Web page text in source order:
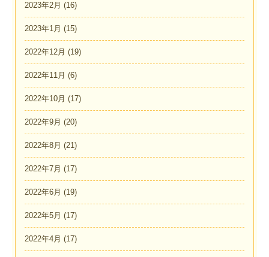
2023年2月 (16)
2023年1月 (15)
2022年12月 (19)
2022年11月 (6)
2022年10月 (17)
2022年9月 (20)
2022年8月 (21)
2022年7月 (17)
2022年6月 (19)
2022年5月 (17)
2022年4月 (17)